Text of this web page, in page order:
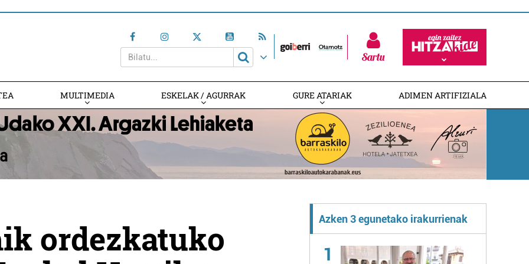
Sartu
MULTIMEDIA ESKELAK / AGURRAK GURE ATARIAK ADIMEN ARTIFIZIALA
ordezkatuko
Azken 3 egunetako irakurrienak
1